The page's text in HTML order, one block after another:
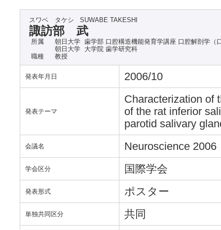
スワベ タケシ SUWABE TAKESHI
諏訪部 武
所属
朝日大学 歯学部 口腔構造機能発育学講座 口腔解剖学（
朝日大学 大学院 歯学研究科
職種
教授
発表年月日 2006/10
発表テーマ
Characterization of
of the rat inferior
parotid salivary
会議名 Neuroscience 2006
学会区分 国際学会
発表形式 ポスター
単独共同区分 共同